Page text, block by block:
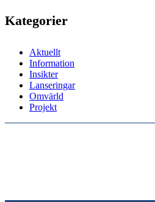
Kategorier
Aktuellt
Information
Insikter
Lanseringar
Omvärld
Projekt